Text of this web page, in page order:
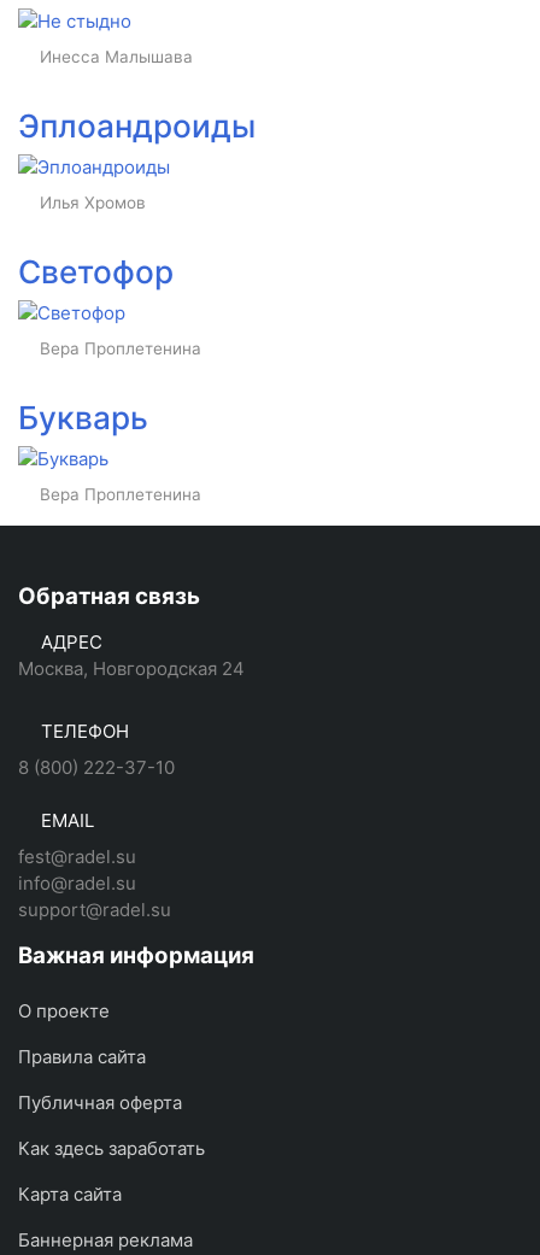
Инесса Малышава
Эплоандроиды
Илья Хромов
Светофор
Вера Проплетенина
Букварь
Вера Проплетенина
Обратная связь
АДРЕС
Москва, Новгородская 24
ТЕЛЕФОН
8 (800) 222-37-10
EMAIL
fest@radel.su
info@radel.su
support@radel.su
Важная информация
О проекте
Правила сайта
Публичная оферта
Как здесь заработать
Карта сайта
Баннерная реклама